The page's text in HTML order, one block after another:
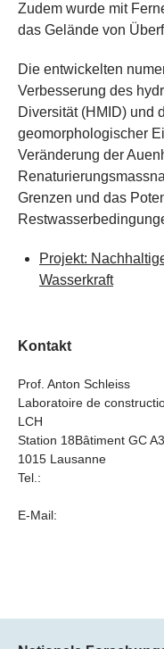
Zudem wurde mit
das Gelände von
Die entwickelten
Verbesserung des
Diversität (HMID) und
geomorphologischer
Veränderung der
Grenzen und das
Projekt:
Wasserkraft
Kontakt
Prof. Anton Schleiss
Laboratoire de
LCH
Station 18Bâtiment GC
1015 Lausanne
Tel.:
E-Mail: